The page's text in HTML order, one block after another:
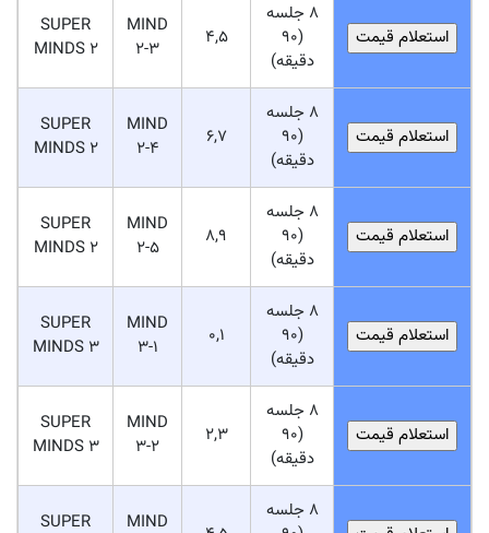
8 جلسه
(90
دقیقه)
4,5
MIND
2-3
SUPER
MINDS 2
8 جلسه
(90
دقیقه)
6,7
MIND
2-4
SUPER
MINDS 2
8 جلسه
(90
دقیقه)
8,9
MIND
2-5
SUPER
MINDS 2
8 جلسه
(90
دقیقه)
0,1
MIND
3-1
SUPER
MINDS 3
8 جلسه
(90
دقیقه)
2,3
MIND
3-2
SUPER
MINDS 3
8 جلسه
MIND
SUPER